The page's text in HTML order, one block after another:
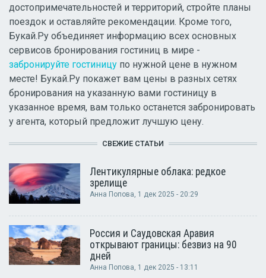
достопримечательностей и территорий, стройте планы
поездок и оставляйте рекомендации. Кроме того,
Букай.Ру объединяет информацию всех основных
сервисов бронирования гостиниц в мире -
забронируйте гостиницу по нужной цене в нужном
месте! Букай.Ру покажет вам цены в разных сетях
бронирования на указанную вами гостиницу в
указанное время, вам только останется забронировать
у агента, который предложит лучшую цену.
СВЕЖИЕ СТАТЬИ
Лентикулярные облака: редкое
зрелище
Анна Попова, 1 дек 2025 - 20:29
Россия и Саудовская Аравия
открывают границы: безвиз на 90
дней
Анна Попова, 1 дек 2025 - 13:11